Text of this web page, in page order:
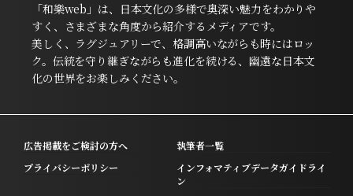
「和樂web」は、日本文化の多様で奥深い魅力をわかりや
すく、さまざまな角度から紹介するメディアです。
美しく、ラグジュアリーで、格調高いながらも時にはロッ
ク。伝統を守り継ぎながらも進化を続ける、幽遠な日本文
化の世界をお楽しみください。
広告掲載をご検討の方へ
執筆者一覧
プライバシーポリシー
インフォマティブデータガイドライ
ン